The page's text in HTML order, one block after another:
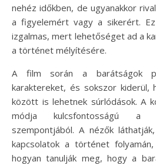
nehéz időkben, de ugyanakkor
a figyelemért vagy a sikerért.
izgalmas, mert lehetőséget ad a
a történet mélyítésére.
A film során a barátságok
karaktereket, és sokszor kiderül,
között is lehetnek súrlódások. A
módja kulcsfontosságú a
szempontjából. A nézők
kapcsolatok a történet
hogyan tanulják meg, hogy a